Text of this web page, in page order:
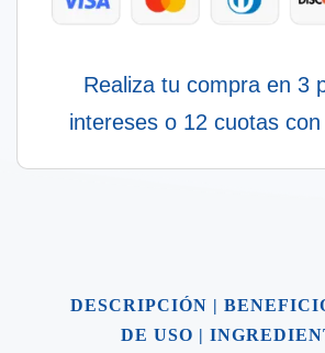
Realiza tu compra en 3
intereses o 12 cuotas
DESCRIPCIÓN |
DE USO |